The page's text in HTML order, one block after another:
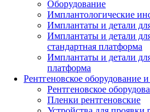
Оборудование
Имплантологические
Имплантаты и детали
Имплантаты и детали
стандартная платформа
Имплантаты и детали
платформа
Рентгеновское оборудование
Рентгеновское
Пленки рентгеновские